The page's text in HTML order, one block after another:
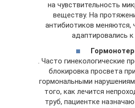
на чувствительность
веществу. На
антибиотиков
адаптировались к
. Часто гинекологические
блокировка просвета
гормональными
того, как лечится
труб, пациентке